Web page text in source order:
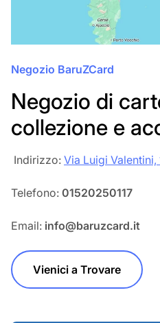
Negozio BaruZCard
Negozio di
collezione e
‎‎ Indirizzo: Via Luigi Valentini,
Telefono: 01520250117
Email: info@baruzcard.it
Vienici a Trovare